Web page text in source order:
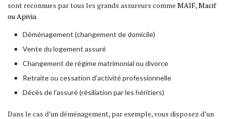
sont reconnues par tous les grands assureurs comme MAIF, Macif
ou Apivia.
Déménagement (changement de domicile)
Vente du logement assuré
Changement de régime matrimonial ou divorce
Retraite ou cessation d’activité professionnelle
Décès de l’assuré (résiliation par les héritiers)
Dans le cas d’un déménagement, par exemple, vous disposez d’un